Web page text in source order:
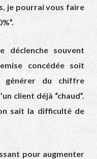
je pourrai vous faire
déclenche souvent
concédée soit
générer du chiffre
client déjà “chaud”.
sait la difficulté de
pour augmenter